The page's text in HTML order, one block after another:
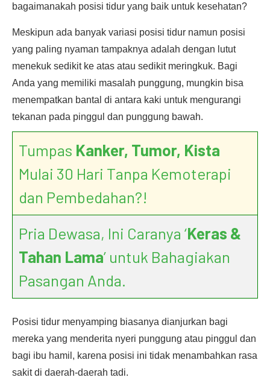
bagaimanakah posisi tidur yang baik untuk kesehatan?
Meskipun ada banyak variasi posisi tidur namun posisi
yang paling nyaman tampaknya adalah dengan lutut
menekuk sedikit ke atas atau sedikit meringkuk. Bagi
Anda yang memiliki masalah punggung, mungkin bisa
menempatkan bantal di antara kaki untuk mengurangi
tekanan pada pinggul dan punggung bawah.
Tumpas Kanker, Tumor, Kista
Mulai 30 Hari Tanpa Kemoterapi
dan Pembedahan?!
Pria Dewasa, Ini Caranya ‘Keras &
Tahan Lama’ untuk Bahagiakan
Pasangan Anda.
Posisi tidur menyamping biasanya dianjurkan bagi
mereka yang menderita nyeri punggung atau pinggul dan
bagi ibu hamil, karena posisi ini tidak menambahkan rasa
sakit di daerah-daerah tadi.